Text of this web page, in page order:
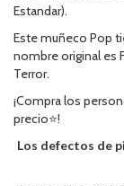
Estandar).
Este muñeco Pop
nombre original es
Terror.
¡Compra los
precio⭐!
Los defectos de